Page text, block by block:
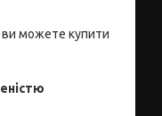
ви можете купити